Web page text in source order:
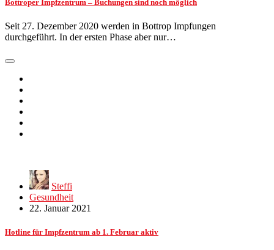
Bottroper Impfzentrum – Buchungen sind noch möglich
Seit 27. Dezember 2020 werden in Bottrop Impfungen
durchgeführt. In der ersten Phase aber nur…
Steffi
Gesundheit
22. Januar 2021
Hotline für Impfzentrum ab 1. Februar aktiv